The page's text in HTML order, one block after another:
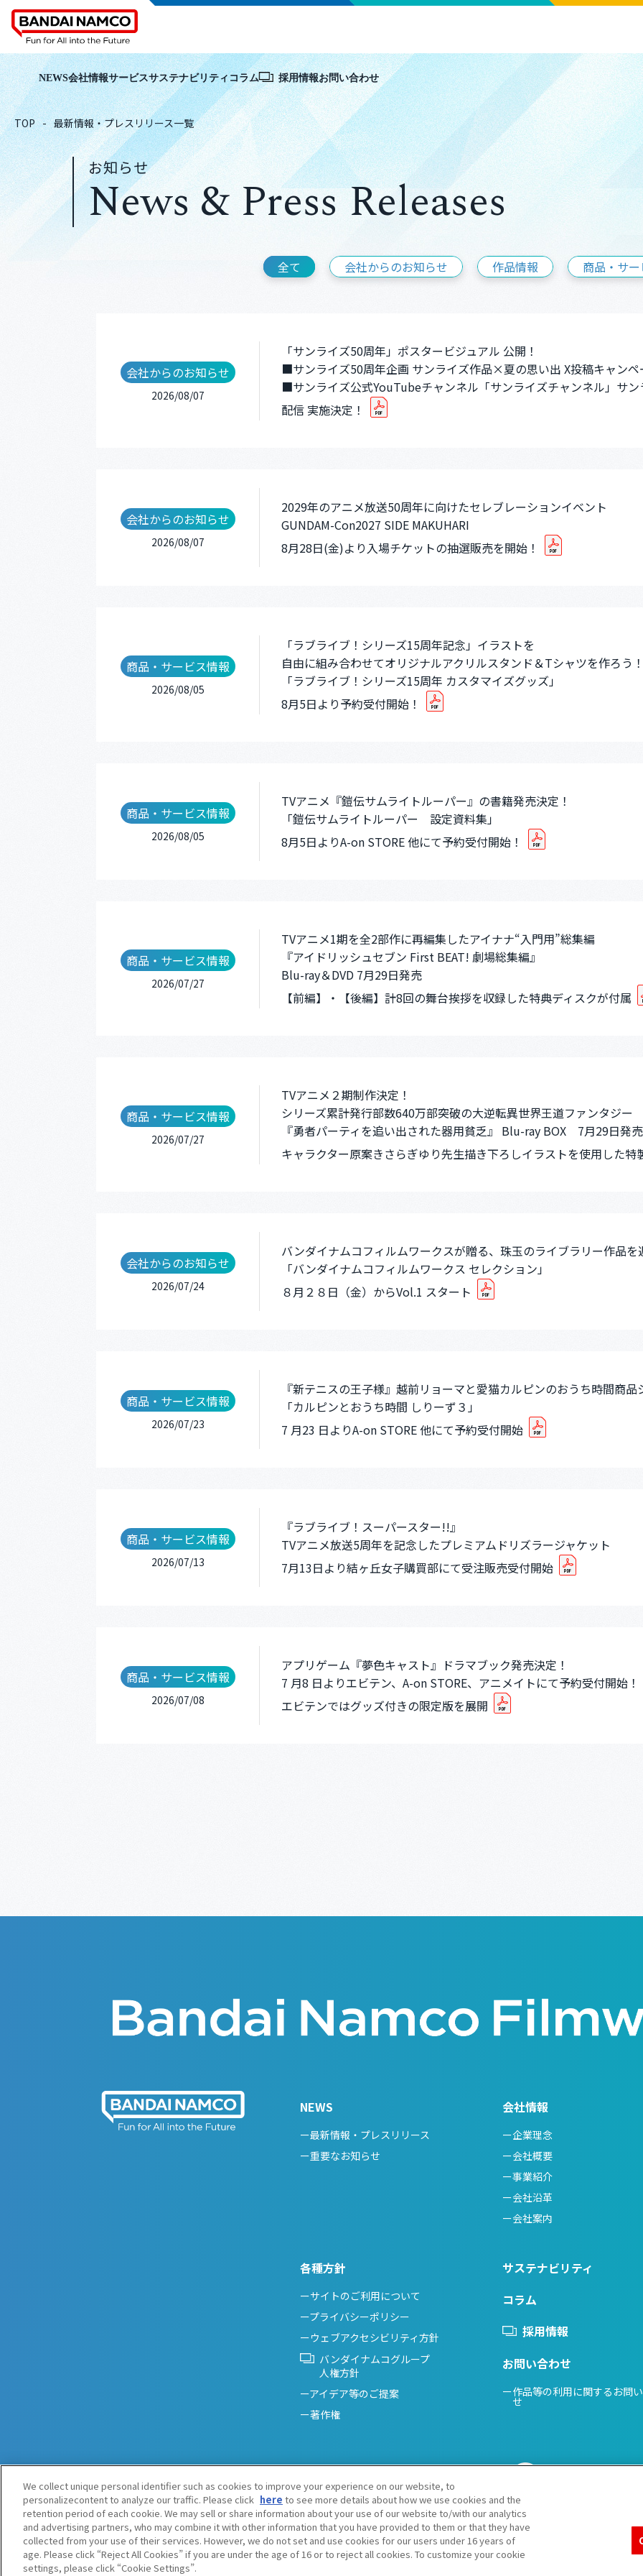
NEWS会社情報サービスサステナビリティコラム 採用情報お問い合わせ
TOP 最新情報・プレスリリース一覧
お知らせ
News & Press Releases
全て 会社からのお知らせ 作品情報 商品・サ
会社からのお知らせ
2026/08/07
「サンライズ50周年」ポスタービジュアル 公開！
■サンライズ50周年企画 サンライズ作品×夏の思い出 X投稿キャンペ
■サンライズ公式YouTubeチャンネル「サンライズチャンネル」サ
配信 実施決定！
会社からのお知らせ
2026/08/07
2029年のアニメ放送50周年に向けたセレブレーションイベント
GUNDAM-Con2027 SIDE MAKUHARI
8月28日(金)より入場チケットの抽選販売を開始！
商品・サービス情報
2026/08/05
「ラブライブ！シリーズ15周年記念」イラストを
自由に組み合わせてオリジナルアクリルスタンド＆Tシャツを作ろう
「ラブライブ！シリーズ15周年 カスタマイズグッズ」
8月5日より予約受付開始！
商品・サービス情報
2026/08/05
TVアニメ『鎧伝サムライトルーパー』の書籍発売決定！
「鎧伝サムライトルーパー 設定資料集」
8月5日よりA-on STORE 他にて予約受付開始！
商品・サービス情報
2026/07/27
TVアニメ1期を全2部作に再編集したアイナナ“入門用”総集編
『アイドリッシュセブン First BEAT! 劇場総集編』
Blu-ray＆DVD 7月29日発売
【前編】・【後編】計8回の舞台挨拶を収録した特典ディスクが付属
商品・サービス情報
2026/07/27
TVアニメ２期制作決定！
シリーズ累計発行部数640万部突破の大逆転異世界王道ファンタジー
『勇者パーティを追い出された器用貧乏』 Blu-ray BOX 7月29日発売
キャラクター原案きさらぎゆり先生描き下ろしイラストを使用した
会社からのお知らせ
2026/07/24
バンダイナムコフィルムワークスが贈る、珠玉のライブラリー作品を
「バンダイナムコフィルムワークス セレクション」
８月２８日（金）からVol.1 スタート
商品・サービス情報
2026/07/23
『新テニスの王子様』越前リョーマと愛猫カルピンのおうち時間商品
「カルピンとおうち時間 しりーず３」
7 月23 日よりA-on STORE 他にて予約受付開始
商品・サービス情報
2026/07/13
『ラブライブ！スーパースター!!』
TVアニメ放送5周年を記念したプレミアムドリズラージャケット
7月13日より結ヶ丘女子購買部にて受注販売受付開始
商品・サービス情報
2026/07/08
アプリゲーム『夢色キャスト』ドラマブック発売決定！
7 月8 日よりエビテン、A-on STORE、アニメイトにて予約受付開始！
エビテンではグッズ付きの限定版を展開
NEWS
ー最新情報・プレスリリース
ー重要なお知らせ
会社情報
ー企業理念
ー会社概要
ー事業紹介
ー会社沿革
ー会社案内
各種方針
ーサイトのご利用について
ープライバシーポリシー
ーウェブアクセシビリティ方針
バンダイナムコグループ
人権方針
ーアイデア等のご提案
ー著作権
サステナビリティ
コラム
採用情報
お問い合わせ
ー作品等の利用に関するお問
せ
Do Not Sell or Share My Personal Information
ご注意：内容および画像の転載はお断りいたします。
We collect unique personal identifier such as cookies to improve your experience on our website, to
personalizecontent to analyze our traffic. Please click here to see more details about how we use cookies and the
retention period of each cookie. We may sell or share information about your use of our website to/with our analytics
and advertising partners, who may combine it with other information that you have provided to them or that they have
collected from your use of their services. However, we do not set and use cookies for our users under 16 years of
age. Please click “Reject All Cookies” if you are under the age of 16 or to reject all cookies. To customize your cookie
settings, please click “Cookie Settings”.